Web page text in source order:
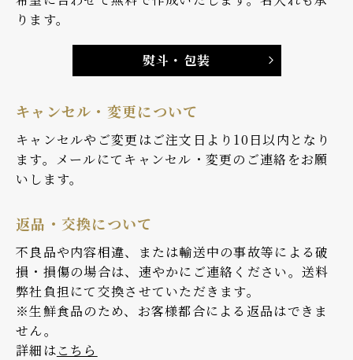
ります。
熨斗・包装
キャンセル・変更について
キャンセルやご変更はご注文日より10日以内となり
ます。メールにてキャンセル・変更のご連絡をお願
いします。
返品・交換について
不良品や内容相違、または輸送中の事故等による破
損・損傷の場合は、速やかにご連絡ください。送料
弊社負担にて交換させていただきます。
※生鮮食品のため、お客様都合による返品はできま
せん。
詳細はこちら